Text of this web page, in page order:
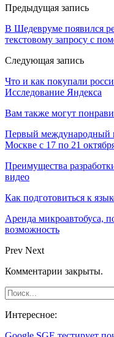
Предыдущая запись
В Шедевруме появился
текстовому запросу с
Следующая запись
Что и как покупали
Исследование Яндекса
Вам также могут
Первый международный
Москве с 17 по 21
Преимущества
видео
Как подготовиться к
Аренда микроавтобуса,
возможность
Prev Next
Комментарии закрыты.
Интересное: